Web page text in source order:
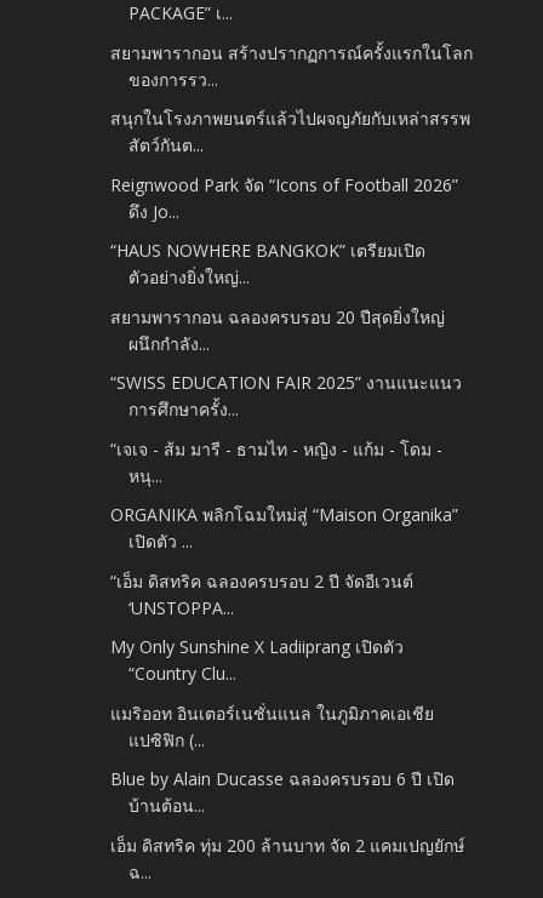
PACKAGE” เ...
สยามพารากอน สร้างปรากฏการณ์ครั้งแรกในโลก
ของการรว...
สนุกในโรงภาพยนตร์แล้วไปผจญภัยกับเหล่าสรรพ
สัตว์กันต...
Reignwood Park จัด “Icons of Football 2026”
ดึง Jo...
“HAUS NOWHERE BANGKOK” เตรียมเปิด
ตัวอย่างยิ่งใหญ่...
สยามพารากอน ฉลองครบรอบ 20 ปีสุดยิ่งใหญ่
ผนึกกำลัง...
“SWISS EDUCATION FAIR 2025” งานแนะแนว
การศึกษาครั้ง...
“เจเจ - ส้ม มารี - ธามไท - หญิง - แก้ม - โดม -
หนุ...
ORGANIKA พลิกโฉมใหม่สู่ “Maison Organika”
เปิดตัว ...
“เอ็ม ดิสทริค ฉลองครบรอบ 2 ปี จัดอีเวนต์
‘UNSTOPPA...
My Only Sunshine X Ladiiprang เปิดตัว
“Country Clu...
แมริออท อินเตอร์เนชั่นแนล ในภูมิภาคเอเชีย
แปซิฟิก (...
Blue by Alain Ducasse ฉลองครบรอบ 6 ปี เปิด
บ้านต้อน...
เอ็ม ดิสทริค ทุ่ม 200 ล้านบาท จัด 2 แคมเปญยักษ์
ฉ...